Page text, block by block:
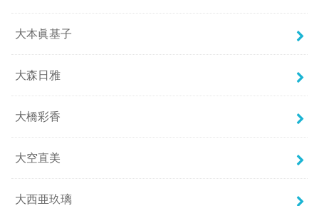
大本眞基子
大森日雅
大橋彩香
大空直美
大西亜玖璃